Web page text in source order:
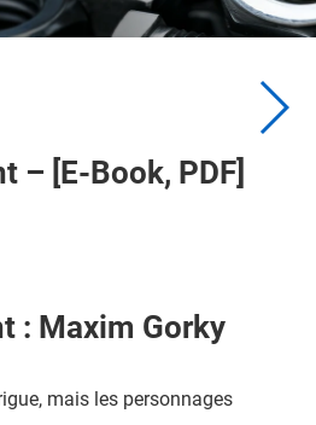
– [E-Book, PDF]
: Maxim Gorky
mais les personnages